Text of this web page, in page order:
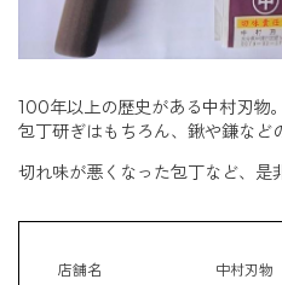
100年以上の歴史がある中村刃物。
包丁研ぎはもちろん、鍬や鎌など
切れ味が悪くなった包丁など、是
店舗名 中村刃物